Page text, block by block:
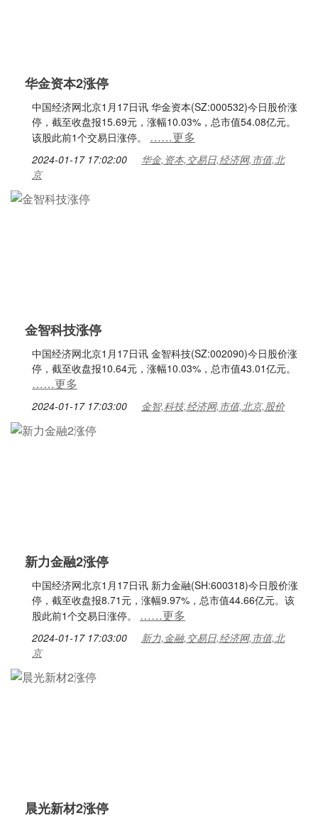
华金资本2涨停
中国经济网北京1月17日讯 华金资本(SZ:000532)今日股价涨
停，截至收盘报15.69元，涨幅10.03%，总市值54.08亿元。
该股此前1个交易日涨停。 ……更多
2024-01-17 17:02:00
华金,资本,交易日,经济网,市值,北
京
金智科技涨停
中国经济网北京1月17日讯 金智科技(SZ:002090)今日股价涨
停，截至收盘报10.64元，涨幅10.03%，总市值43.01亿元。
……更多
2024-01-17 17:03:00 金智,科技,经济网,市值,北京,股价
新力金融2涨停
中国经济网北京1月17日讯 新力金融(SH:600318)今日股价涨
停，截至收盘报8.71元，涨幅9.97%，总市值44.66亿元。该
股此前1个交易日涨停。 ……更多
2024-01-17 17:03:00
新力,金融,交易日,经济网,市值,北
京
晨光新材2涨停